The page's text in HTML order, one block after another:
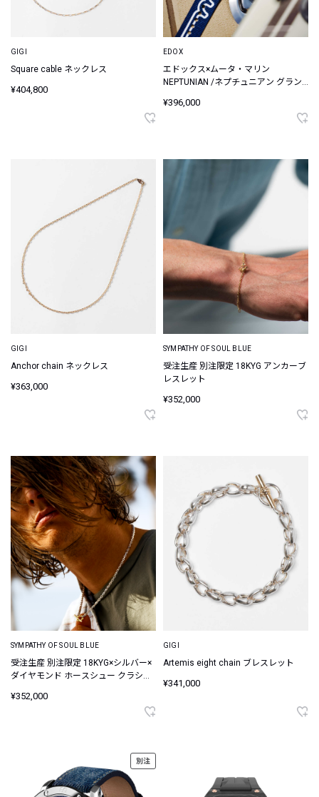
GIGI
Square cable ネックレス
¥404,800
EDOX
エドックス×ムータ・マリン
NEPTUNIAN /ネプチュニアン グラン
ムータ・マリン スペシャル エディシ
¥396,000
GIGI
Anchor chain ネックレス
¥363,000
SYMPATHY OF SOUL BLUE
受注生産 別注限定 18KYG アンカーブ
レスレット
¥352,000
SYMPATHY OF SOUL BLUE
受注生産 別注限定 18KYG×シルバー×
ダイヤモンド ホースシュー クラシッ
¥352,000
GIGI
Artemis eight chain ブレスレット
¥341,000
別注